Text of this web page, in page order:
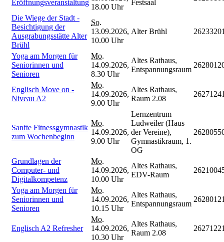
Eröffnungsveranstaltung
18.00 Uhr
Festsaal
Die Wiege der Stadt -
Besichtigung der
Ausgrabungsstätte Alter
Brühl
So.
13.09.2026,
10.00 Uhr
Alter Brühl
Yoga am Morgen für
Seniorinnen und
Senioren
Mo.
14.09.2026,
8.30 Uhr
Altes Rathaus,
Entspannungsraum
Englisch Move on -
Niveau A2
Mo.
14.09.2026,
9.00 Uhr
Altes Rathaus,
Raum 2.08
Sanfte Fitnessgymnastik
zum Wochenbeginn
Mo.
14.09.2026,
9.00 Uhr
Lernzentrum
Ludweiler (Haus
der Vereine),
Gymnastikraum, 1.
OG
Grundlagen der
Computer- und
Digitalkompetenz
Mo.
14.09.2026,
10.00 Uhr
Altes Rathaus,
EDV-Raum
Yoga am Morgen für
Seniorinnen und
Senioren
Mo.
14.09.2026,
10.15 Uhr
Altes Rathaus,
Entspannungsraum
Englisch A2 Refresher
Mo.
14.09.2026,
10.30 Uhr
Altes Rathaus,
Raum 2.08